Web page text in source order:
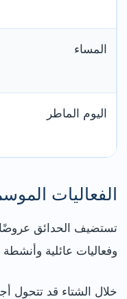
المساء
اليوم الماطر
الفعاليات
تستضيف الحدائق عروضًا
وفعاليات عائلية
خلال الشتاء قد تتحول